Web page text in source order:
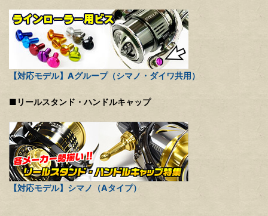
【対応モデル】Aグループ（シマノ・ダイワ共用）
■リールスタンド・ハンドルキャップ
【対応モデル】シマノ（Aタイプ）